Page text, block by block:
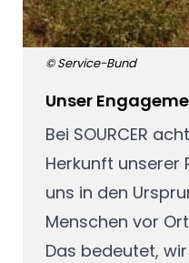
© Service-Bund
Unser
Bei SOURCER
Herkunft unserer
uns in den
Menschen vor
Das bedeutet,